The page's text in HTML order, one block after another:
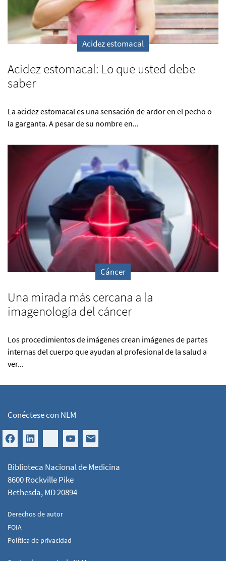
Acidez estomacal
Acidez estomacal: Lo que usted debe
saber
La acidez estomacal es una sensación de ardor en el pecho o
la garganta. A pesar de su nombre en...
Cáncer
Una mirada más cercana a la
imagenología del cáncer
Los procedimientos de imágenes crean imágenes de partes
internas del cuerpo que ayudan al profesional de la salud a
ver...
Conéctese con NLM
Biblioteca Nacional de Medicina
8600 Rockville Pike
Bethesda, MD 20894
Derechos de autor
FOIA
Política de privacidad